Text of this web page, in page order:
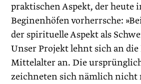
praktischen Aspekt, der heute
Beginenhöfen vorherrsche:
der spirituelle Aspekt als
Unser Projekt lehnt sich an
Mittelalter an. Die
zeichneten sich nämlich nicht